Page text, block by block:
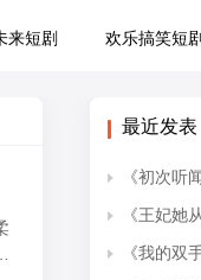
来短剧 欢乐搞笑短剧
最近发表
《初次听闻
《王妃她从
《我的双手能